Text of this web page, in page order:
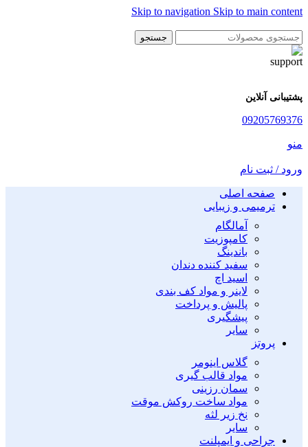
Skip to navigation Skip to main content
جستجو
پشتیبانی آنلاین
09205769376
منو
ورود / ثبت نام
صفحه اصلی
ترمیمی و زیبایی
آمالگام
کامپوزیت
باندینگ
سفید کننده دندان
اسید اچ
لاینر و مواد کف بندی
پالیش و پرداخت
پیشگیری
سایر
پروتز
گلاس اینومر
مواد قالب گیری
سمان رزینی
مواد ساخت روکش موقت
نخ زیر لثه
سایر
جراحی و ایمپلنت